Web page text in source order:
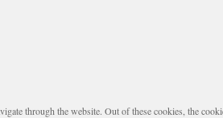
through the website. Out of these cookies, the